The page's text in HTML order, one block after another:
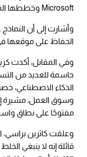
Microsoft وخططها
وأشارت إلى أن النماذج
الحفاظ على موقعها
وفي المقابل، أكدت
حاسمة للعديد من
الذكاء الاصطناعي،
وسوق العمل، مشيرة
مفتوحًا على نطاق
وعلقت كاثرين براسي،
قائلة إنه لا ينبغي